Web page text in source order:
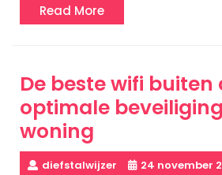
Read MoreRead
More
De beste wifi
optimale
woning
diefstalwijzer
24 november